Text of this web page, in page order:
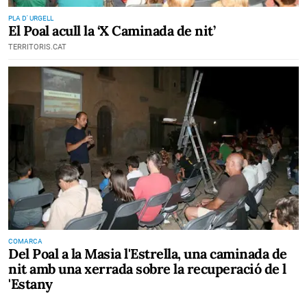
PLA D' URGELL
El Poal acull la ‘X Caminada de nit’
TERRITORIS.CAT
COMARCA
Del Poal a la Masia l'Estrella, una caminada de
nit amb una xerrada sobre la recuperació de l
'Estany